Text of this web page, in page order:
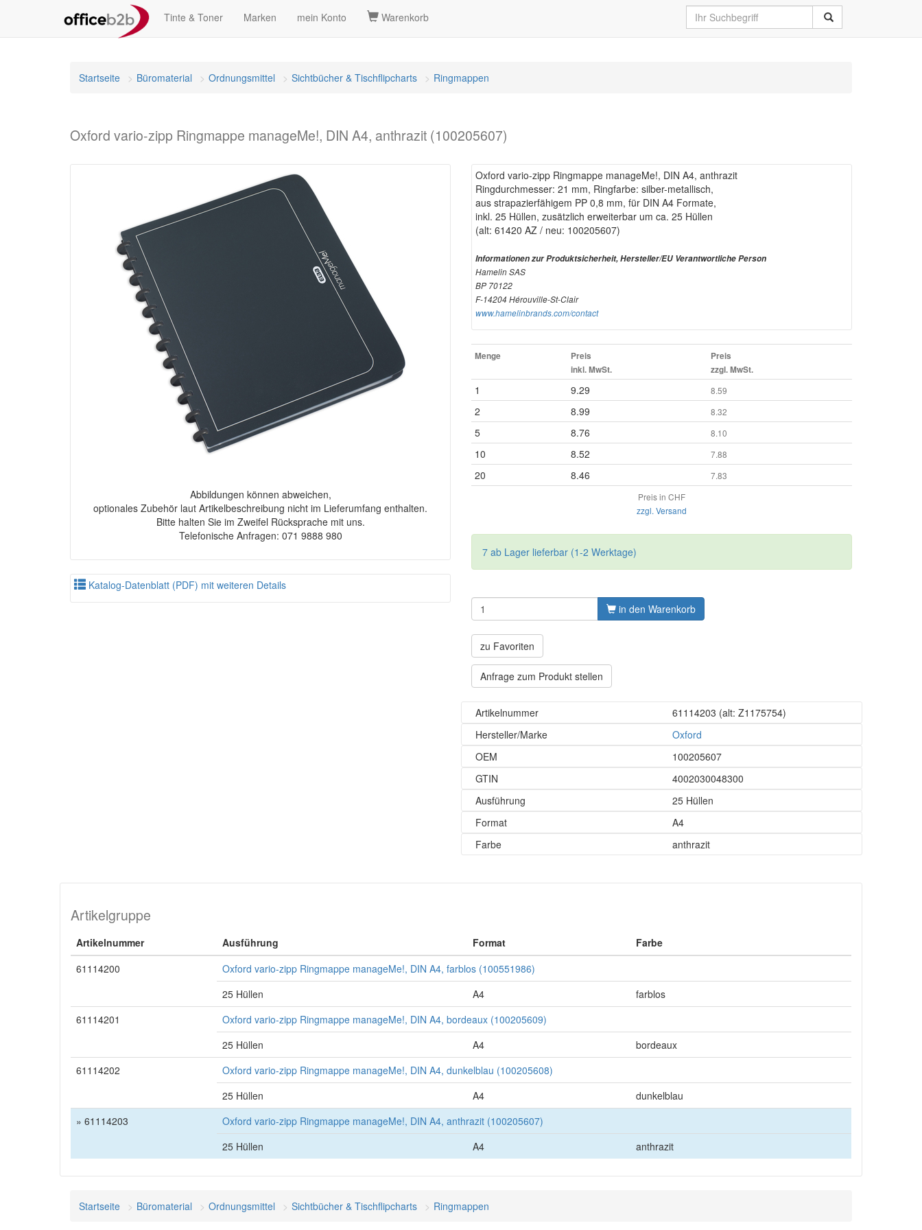
Tinte & Toner Marken mein Konto Warenkorb
Startseite Büromaterial Ordnungsmittel Sichtbücher & Tischflipcharts Ringmappen
Oxford vario-zipp Ringmappe manageMe!, DIN A4, anthrazit (100205607)
Abbildungen können abweichen,
optionales Zubehör laut Artikelbeschreibung nicht im Lieferumfang enthalten.
Bitte halten Sie im Zweifel Rücksprache mit uns.
Telefonische Anfragen: 071 9888 980
Katalog-Datenblatt (PDF) mit weiteren Details
Oxford vario-zipp Ringmappe manageMe!, DIN A4, anthrazit
Ringdurchmesser: 21 mm, Ringfarbe: silber-metallisch,
aus strapazierfähigem PP 0,8 mm, für DIN A4 Formate,
inkl. 25 Hüllen, zusätzlich erweiterbar um ca. 25 Hüllen
(alt: 61420 AZ / neu: 100205607)
Informationen zur Produktsicherheit, Hersteller/EU Verantwortliche Person
Hamelin SAS
BP 70122
F-14204 Hérouville-St-Clair
www.hamelinbrands.com/contact
Menge
Preis
inkl. MwSt.
Preis
zzgl. MwSt.
1 9.29 8.59
2 8.99 8.32
5 8.76 8.10
10 8.52 7.88
20 8.46
7.83
Preis in CHF
zzgl. Versand
7 ab Lager lieferbar (1-2 Werktage)
in den Warenkorb
zu Favoriten
Anfrage zum Produkt stellen
Artikelnummer 61114203 (alt: Z1175754)
Hersteller/Marke
Oxford
OEM
100205607
GTIN
4002030048300
Ausführung
25 Hüllen
Format
A4
Farbe
anthrazit
Artikelgruppe
Artikelnummer Ausführung Format
Farbe
61114200
Oxford vario-zipp Ringmappe manageMe!, DIN A4, farblos (100551986)
25 Hüllen
A4
farblos
61114201
Oxford vario-zipp Ringmappe manageMe!, DIN A4, bordeaux (100205609)
25 Hüllen
A4
bordeaux
61114202
Oxford vario-zipp Ringmappe manageMe!, DIN A4, dunkelblau (100205608)
25 Hüllen
A4
dunkelblau
» 61114203
Oxford vario-zipp Ringmappe manageMe!, DIN A4, anthrazit (100205607)
25 Hüllen
A4 anthrazit
Startseite Büromaterial Ordnungsmittel Sichtbücher & Tischflipcharts Ringmappen